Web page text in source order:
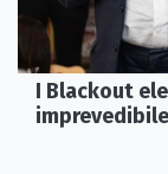
I Blackout